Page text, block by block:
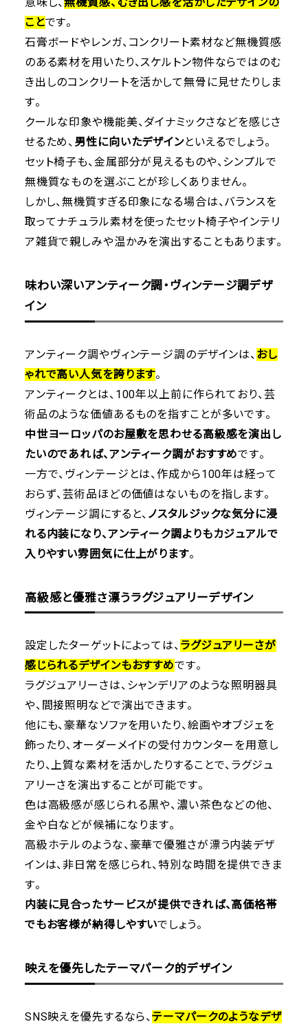
ことです。
石膏ボードやレンガ、コンクリート素材など無機質感
のある素材を用いたり、スケルトン物件ならではのむ
き出しのコンクリートを活かして無骨に見せたりしま
す。
クールな印象や機能美、ダイナミックさなどを感じさ
せるため、 男性に向いたデザインといえるでしょう。
セット椅子も、金属部分が見えるものや、シンプルで
無機質なものを選ぶことが珍しくありません。
しかし、無機質すぎる印象になる場合は、バランスを
取ってナチュラル素材を使ったセット椅子やインテリ
ア雑貨で親しみや温かみを演出することもあります。
味わい深いアンティーク調・ヴィンテージ調デザ
イン
アンティーク調やヴィンテージ調のデザインは、 おし
ゃれで高い人気を誇ります。
アンティークとは、100年以上前に作られており、芸
術品のような価値あるものを指すことが多いです。
中世ヨーロッパのお屋敷を思わせる高級感を演出し
たいのであれば、アンティーク調がおすすめです。
一方で、ヴィンテージとは、作成から100年は経って
おらず、芸術品ほどの価値はないものを指します。
ヴィンテージ調にすると、 ノスタルジックな気分に浸
れる内装になり、アンティーク調よりもカジュアルで
入りやすい雰囲気に仕上がります。
高級感と優雅さ漂うラグジュアリーデザイン
設定したターゲットによっては、 ラグジュアリーさが
感じられるデザインもおすすめです。
ラグジュアリーさは、シャンデリアのような照明器具
や、間接照明などで演出できます。
他にも、豪華なソファを用いたり、絵画やオブジェを
飾ったり、オーダーメイドの受付カウンターを用意し
たり、上質な素材を活かしたりすることで、ラグジュ
アリーさを演出することが可能です。
色は高級感が感じられる黒や、濃い茶色などの他、
金や白などが候補になります。
高級ホテルのような、豪華で優雅さが漂う内装デザ
インは、非日常を感じられ、特別な時間を提供できま
す。
内装に見合ったサービスが提供できれば、高価格帯
でもお客様が納得しやすいでしょう。
映えを優先したテーマパーク的デザイン
SNS映えを優先するなら、テーマパークのようなデザ